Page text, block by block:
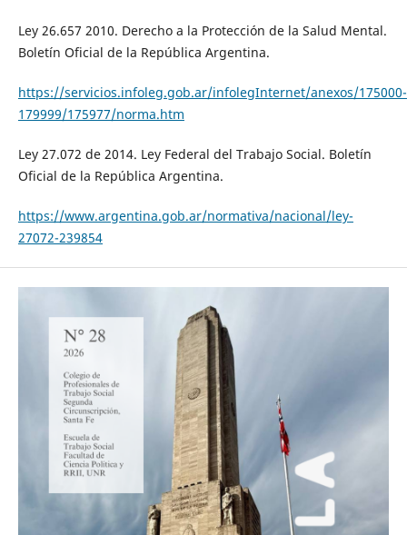
Ley 26.657 2010. Derecho a la Protección de la Salud Mental.
Boletín Oficial de la República Argentina.
https://servicios.infoleg.gob.ar/infolegInternet/anexos/175000-
179999/175977/norma.htm
Ley 27.072 de 2014. Ley Federal del Trabajo Social. Boletín
Oficial de la República Argentina.
https://www.argentina.gob.ar/normativa/nacional/ley-
27072-239854